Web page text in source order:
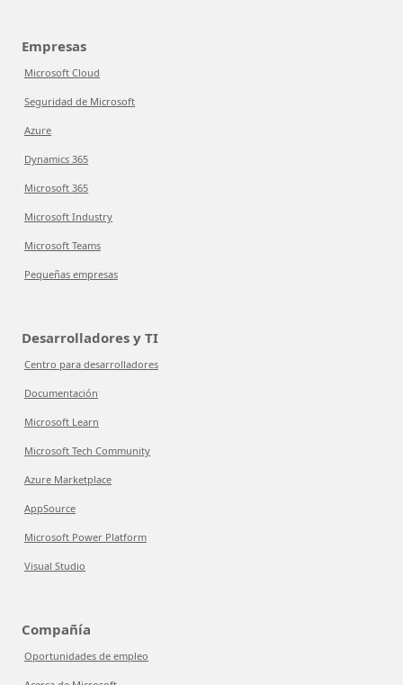
Empresas
Microsoft Cloud
Seguridad de Microsoft
Azure
Dynamics 365
Microsoft 365
Microsoft Industry
Microsoft Teams
Pequeñas empresas
Desarrolladores y TI
Centro para desarrolladores
Documentación
Microsoft Learn
Microsoft Tech Community
Azure Marketplace
AppSource
Microsoft Power Platform
Visual Studio
Compañía
Oportunidades de empleo